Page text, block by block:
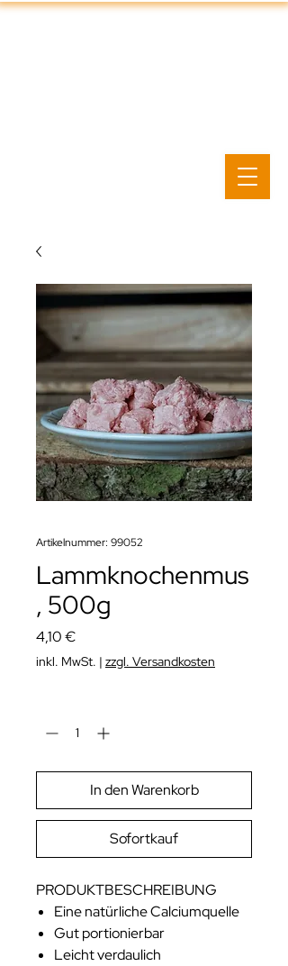
Artikelnummer: 99052
Lammknochenmus
, 500g
4,10 €Preis
inkl. MwSt. | zzgl. Versandkosten
In den Warenkorb
Sofortkauf
PRODUKTBESCHREIBUNG
Eine natürliche Calciumquelle
Gut portionierbar
Leicht verdaulich